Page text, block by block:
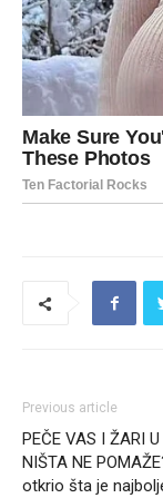
Previous article
PEČE VAS I ŽARI
NIŠTA NE
otkrio šta je